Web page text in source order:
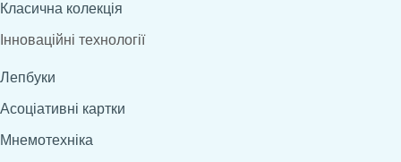
Класична колекція
Інноваційні технології
Лепбуки
Асоціативні картки
Мнемотехніка